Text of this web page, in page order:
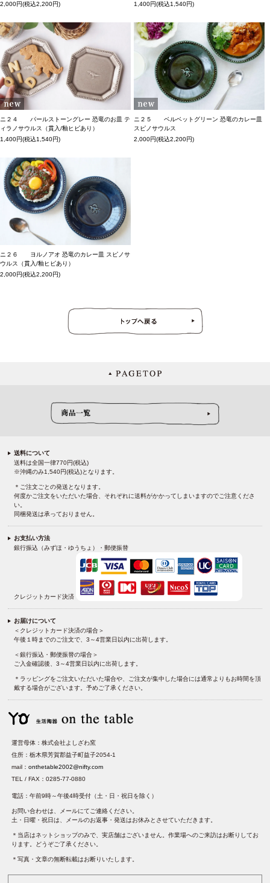
2,000円(税込2,200円)
1,400円(税込1,540円)
ニ２４ パールストーングレー 恐竜のお皿 テ
ィラノサウルス（貫入/釉ヒビあり）
1,400円(税込1,540円)
ニ２５ ベルベットグリーン 恐竜のカレー皿
スピノサウルス
2,000円(税込2,200円)
ニ２６ ヨルノアオ 恐竜のカレー皿 スピノサ
ウルス（貫入/釉ヒビあり）
2,000円(税込2,200円)
送料について
送料は全国一律770円(税込)
※沖縄のみ1,540円(税込)となります。
＊ご注文ごとの発送となります。
何度かご注文をいただいた場合、それぞれに送料がかかってしまいますのでご注意くださ
い。
同梱発送は承っておりません。
お支払い方法
銀行振込（みずほ・ゆうちょ）・郵便振替
クレジットカード決済
お届けについて
＜クレジットカード決済の場合＞
午後１時までのご注文で、3～4営業日以内に出荷します。
＜銀行振込・郵便振替の場合＞
ご入金確認後、3～4営業日以内に出荷します。
＊ラッピングをご注文いただいた場合や、ご注文が集中した場合には通常よりもお時間を頂
戴する場合がございます。予めご了承ください。
運営母体：株式会社よしざわ窯
住所：栃木県芳賀郡益子町益子2054-1
mail：onthetable2002@nifty.com
TEL / FAX：0285-77-0880
電話：午前9時～午後4時受付（土・日・祝日を除く）
お問い合わせは、メールにてご連絡ください。
土・日曜・祝日は、メールのお返事・発送はお休みとさせていただきます。
＊当店はネットショップのみで、実店舗はございません。作業場へのご来訪はお断りしてお
ります。どうぞご了承ください。
＊写真・文章の無断転載はお断りいたします。